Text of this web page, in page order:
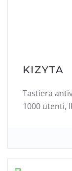
KIZYTA
Tastiera
1000 utenti,